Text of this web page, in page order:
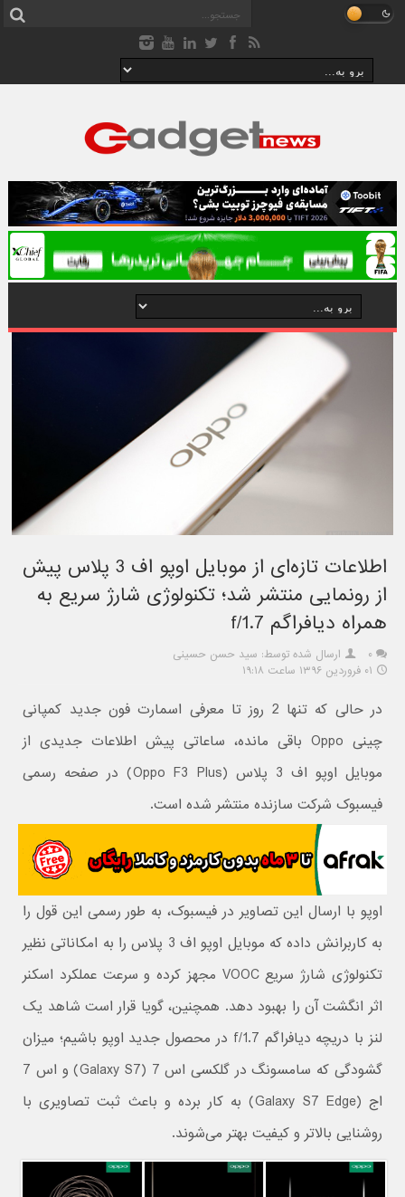
اطلاعات تازه‌ای از موبایل اوپو اف 3 پلاس پیش
از رونمایی منتشر شد؛ تکنولوژی شارژ سریع به
همراه دیافراگم f/1.7
۰
ارسال شده توسط: سید حسن حسینی
۰۱ فروردین ۱۳۹۶ ساعت ۱۹:۱۸
در حالی که تنها 2 روز تا معرفی اسمارت فون جدید کمپانی
چینی Oppo باقی مانده، ساعاتی پیش اطلاعات جدیدی از
موبایل اوپو اف 3 پلاس (Oppo F3 Plus) در صفحه رسمی
فیسبوک شرکت سازنده منتشر شده است.
اوپو با ارسال این تصاویر در فیسبوک، به طور رسمی این قول را
به کاربرانش داده که موبایل اوپو اف 3 پلاس را به امکاناتی نظیر
تکنولوژی شارژ سریع VOOC مجهز کرده و سرعت عملکرد اسکنر
اثر انگشت آن را بهبود دهد. همچنین، گویا قرار است شاهد یک
لنز با دریچه دیافراگم f/1.7 در محصول جدید اوپو باشیم؛ میزان
گشودگی که سامسونگ در گلکسی اس 7 (Galaxy S7) و اس 7
اج (Galaxy S7 Edge) به کار برده و باعث ثبت تصاویری با
روشنایی بالاتر و کیفیت بهتر می‌شوند.